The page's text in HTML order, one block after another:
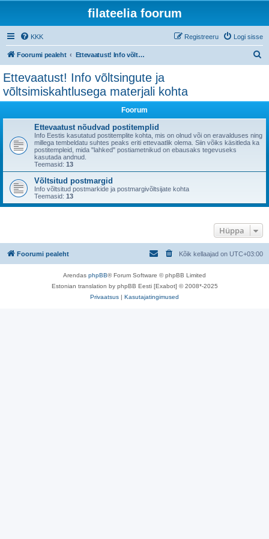
filateelia foorum
KKK Logi sisse
Registreeru
Foorumi pealeht Ettevaatust! Info võltsingute ja võltsimiskahtlusega materjali kohta
Ettevaatust! Info võltsingute ja
võltsimiskahtlusega materjali kohta
Foorum
Ettevaatust nõudvad postitemplid
Info Eestis kasutatud postitemplite kohta, mis on olnud või on eravalduses ning
millega tembeldatu suhtes peaks eriti ettevaatlik olema. Siin võiks käsitleda ka
postitempleid, mida "lahked" postiametnikud on ebausaks tegevuseks
kasutada andnud.
Teemasid: 13
Võltsitud postmargid
Info võltsitud postmarkide ja postmargivõltsijate kohta
Teemasid: 13
Hüppa
Foorumi pealeht Kõik kellaajad on UTC+03:00
Arendas phpBB® Forum Software © phpBB Limited
Estonian translation by phpBB Eesti [Exabot] © 2008*-2025
Privaatsus | Kasutajatingimused